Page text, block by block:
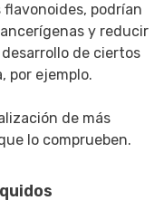
podrían
y reducir
de ciertos
por ejemplo.
de más
lo comprueben.